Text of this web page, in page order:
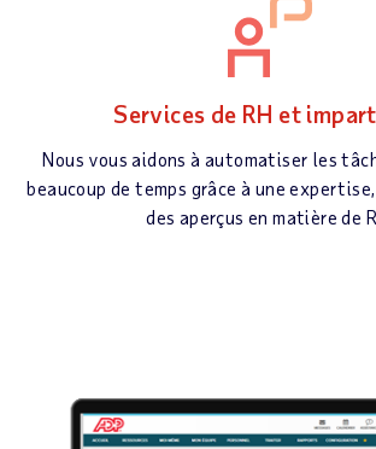
Services de RH et
Nous vous aidons à automatiser les
beaucoup de temps grâce à une
des aperçus en matière de